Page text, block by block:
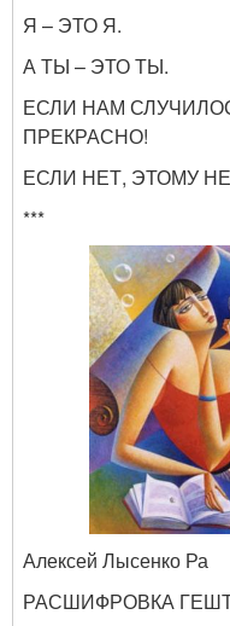
Я – ЭТО Я.
А ТЫ – ЭТО ТЫ.
ЕСЛИ НАМ
ПРЕКРАСНО!
ЕСЛИ НЕТ, ЭТОМУ
***
Алексей Лысенко Ра
РАСШИФРОВКА